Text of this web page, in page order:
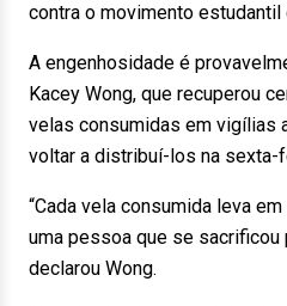
contra o movimento estudantil
A engenhosidade é
Kacey Wong, que recuperou
velas consumidas em vigílias
voltar a distribuí-los na sexta-
“Cada vela consumida leva
uma pessoa que se sacrificou
declarou Wong.